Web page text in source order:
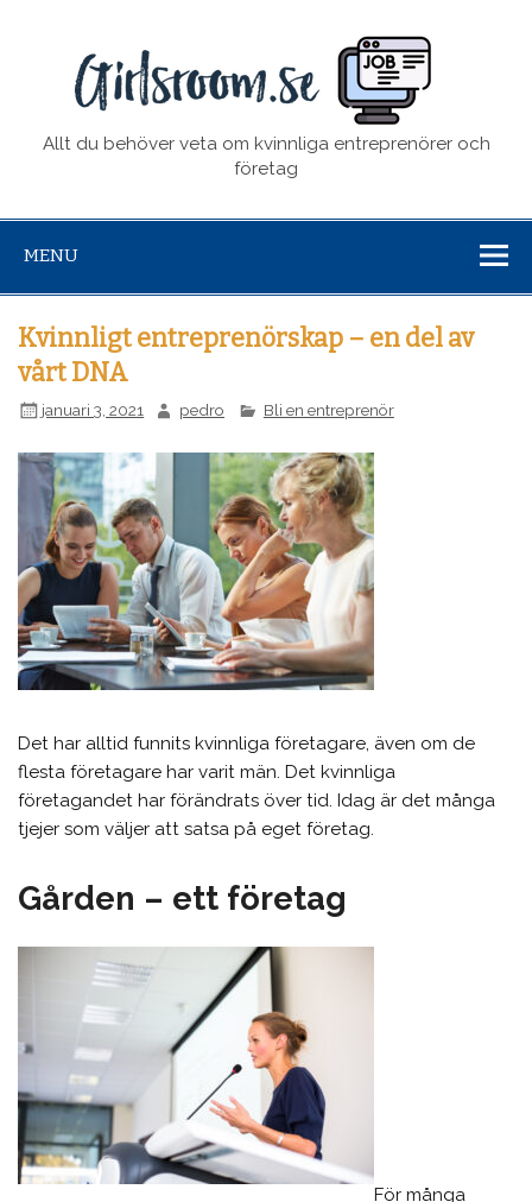
Allt du behöver veta om kvinnliga entreprenörer och
företag
MENU
Kvinnligt entreprenörskap – en del av
vårt DNA
januari 3, 2021 pedro Bli en entreprenör
Det har alltid funnits kvinnliga företagare, även om de
flesta företagare har varit män. Det kvinnliga
företagandet har förändrats över tid. Idag är det många
tjejer som väljer att satsa på eget företag.
Gården – ett företag
För många